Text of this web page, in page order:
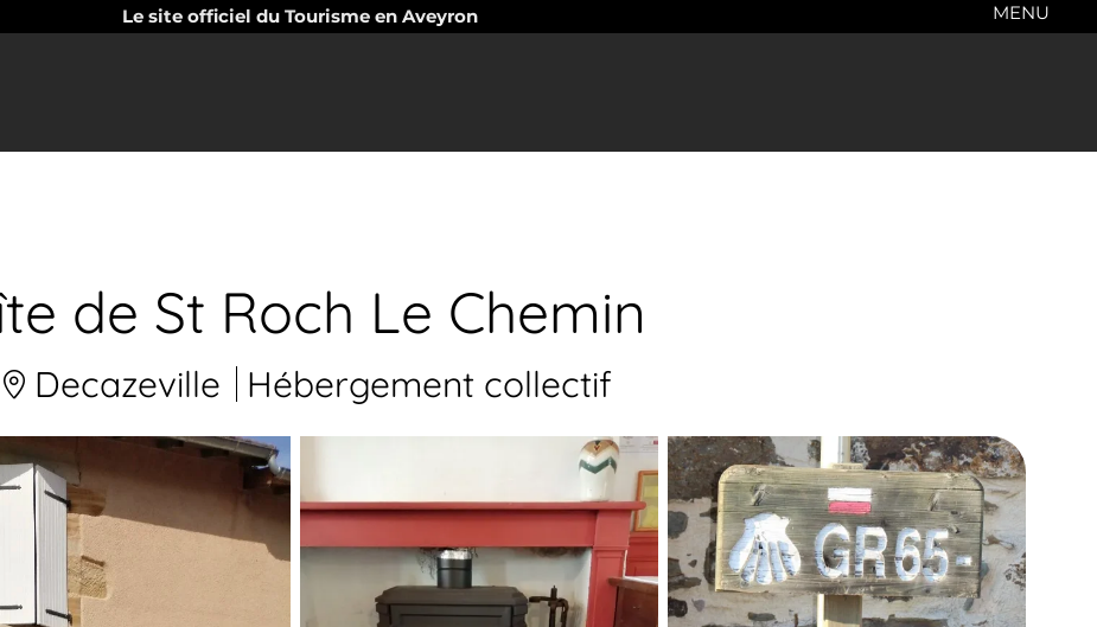
Le site officiel du Tourisme en Aveyron MENU
de St Roch Le Chemin
Decazeville Hébergement collectif